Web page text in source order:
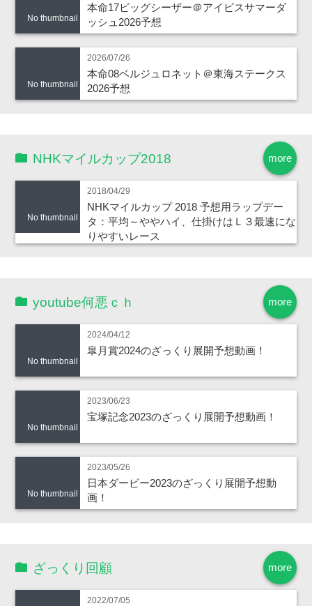
No thumbnail
本命17ビッグシーザー＠アイビスサマーダ
ッシュ2026予想
No thumbnail
2026/07/26
本命08ベルジュロネット＠東海ステークス
2026予想
more
NHKマイルカップ2018
No thumbnail
2018/04/29
NHKマイルカップ 2018 予想用ラップデー
タ：平均～ややハイ、仕掛けはＬ３最速にな
りやすいレース
more
youtube何悪ｃｈ
No thumbnail
2024/04/12
皐月賞2024のざっくり展開予想動画！
No thumbnail
2023/06/23
宝塚記念2023のざっくり展開予想動画！
No thumbnail
2023/05/26
日本ダービー2023のざっくり展開予想動
画！
more
ざっくり回顧
2022/07/05